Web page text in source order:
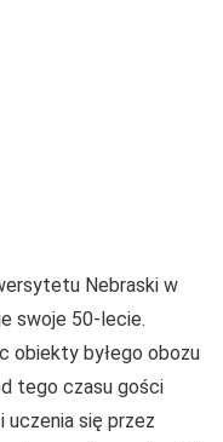
Nebraski w
swoje 50-lecie.
obiekty byłego obozu
tego czasu gości
uczenia się przez